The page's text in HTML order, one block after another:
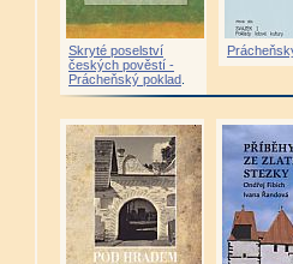
Skryté poselství
českých pověstí -
Prácheňský poklad